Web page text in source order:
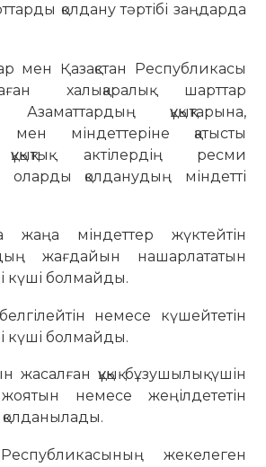
қолдану тәртібі заңдарда
мен Қазақстан Республикасы
халықаралық шарттар
құқықтарына,
мен міндеттеріне қатысты
актілердің ресми
қолданудың міндетті
жаңа міндеттер жүктейтін
жағдайын нашарлататын
күші болмайды.
немесе күшейтетін
күші болмайды.
құқық бұзушылық үшін
немесе жеңілдететін
жекелеген